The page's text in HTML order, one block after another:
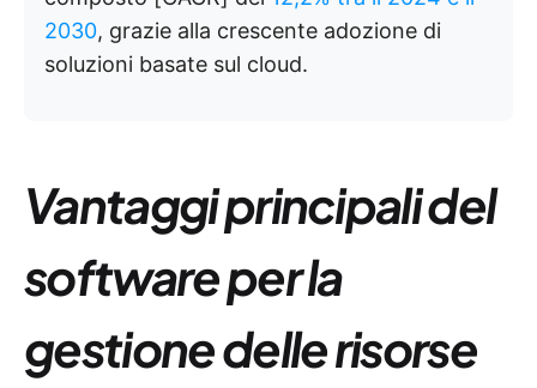
2030, grazie alla crescente adozione di
soluzioni basate sul cloud.
Vantaggi principali del
software per la
gestione delle risorse